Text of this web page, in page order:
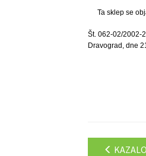
Ta sklep se
Št. 062-02/2002-2
Dravograd, dne
KAZALO